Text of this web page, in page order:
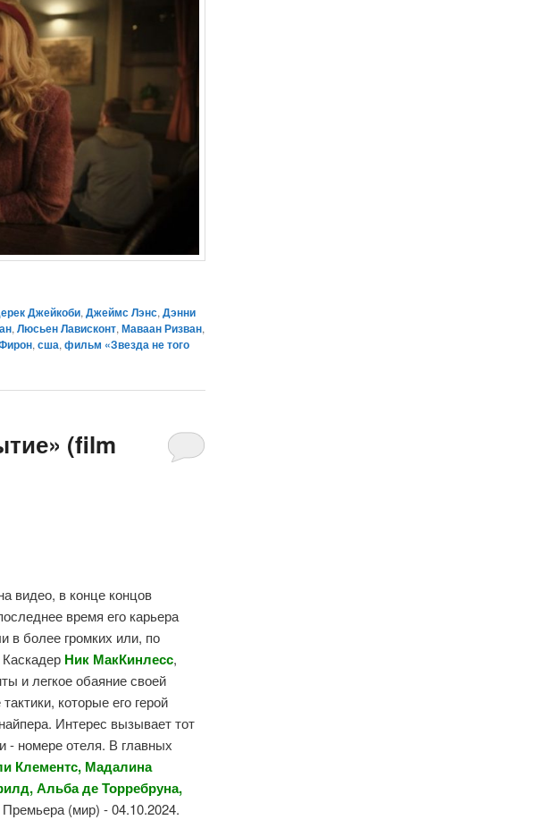
Джейкоби,Джеймс Лэнс,Дэнни
,Люсьен Лависконт,Маваан Ризван,
,сша,фильм «Звезда не того
(film
видео, в конце концов
время его карьера
в более громких или, по
Ник МакКинлесс,
и легкое обаяние своей
которые его герой
Интерес вызывает тот
- номере отеля. В главных
Клементс, Мадалина
Альба де Торребруна,
(мир) - 04.10.2024.